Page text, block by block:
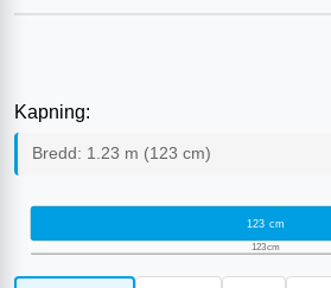
Kapning:
Bredd: 1.23 m (123 cm)
123 cm
123cm